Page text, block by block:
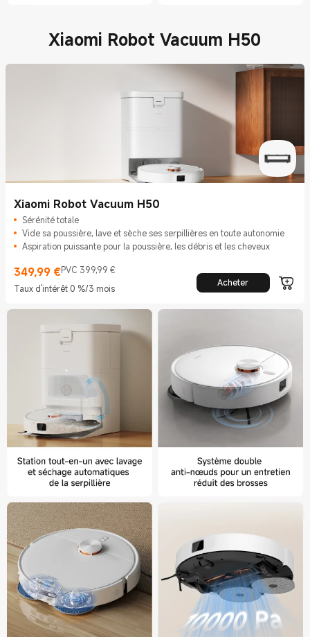
Xiaomi Robot Vacuum H50
Xiaomi Robot Vacuum H50
Sérénité totale
Vide sa poussière, lave et sèche ses serpillières en toute autonomie
Aspiration puissante pour la poussière, les débris et les cheveux
349,99 €
Current Price €349.99
PVC 399,99 €
Prix de vente 399,99 €
Taux d'intérêt 0 %/3 mois
Acheter